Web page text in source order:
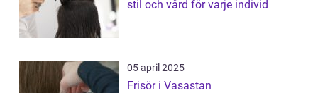
stil och vård för varje individ
05 april 2025
Frisör i Vasastan